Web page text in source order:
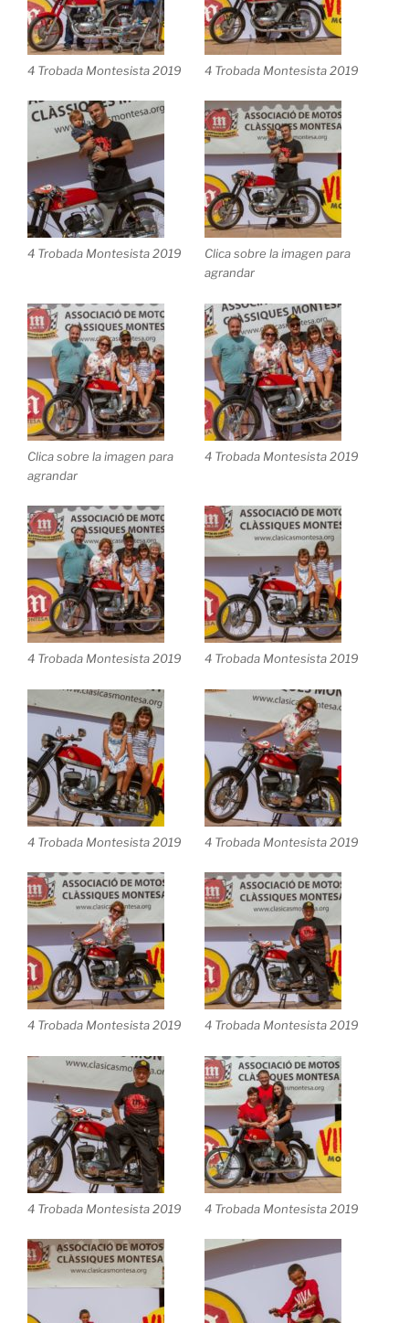
4 Trobada Montesista 2019 4 Trobada Montesista 2019
4 Trobada Montesista 2019
Clica sobre la imagen para
agrandar
Clica sobre la imagen para
agrandar
4 Trobada Montesista 2019
4 Trobada Montesista 2019 4 Trobada Montesista 2019
4 Trobada Montesista 2019 4 Trobada Montesista 2019
4 Trobada Montesista 2019 4 Trobada Montesista 2019
4 Trobada Montesista 2019 4 Trobada Montesista 2019